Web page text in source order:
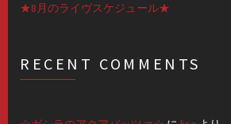
★8月のライヴスケジュール★
RECENT COMMENTS